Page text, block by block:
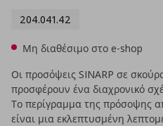
204.041.42
Μη διαθέσιμο στο e-shop
Οι προσόψεις SINARP σε
προσφέρουν ένα διαχρονικό
Το περίγραμμα της πρόσοψης
είναι μια εκλεπτυσμένη